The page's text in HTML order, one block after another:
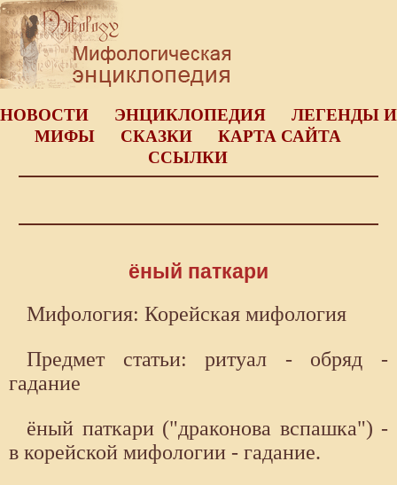
НОВОСТИ ЭНЦИКЛОПЕДИЯ
ЛЕГЕНДЫ И
МИФЫ
СКАЗКИ
КАРТА САЙТА
ССЫЛКИ
ёный паткари
Мифология: Корейская мифология
Предмет статьи: ритуал - обряд -
гадание
ёный паткари ("драконова вспашка") -
в корейской мифологии - гадание.